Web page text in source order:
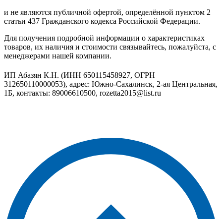
и не являются публичной офертой, определённой пунктом 2
статьи 437 Гражданского кодекса Российской Федерации.
Для получения подробной информации о характеристиках
товаров, их наличия и стоимости связывайтесь, пожалуйста, с
менеджерами нашей компании.
ИП Абазян К.Н. (ИНН 650115458927, ОГРН
312650110000053), адрес: Южно-Сахалинск, 2-ая Центральная,
1Б, контакты: 89006610500, rozetta2015@list.ru